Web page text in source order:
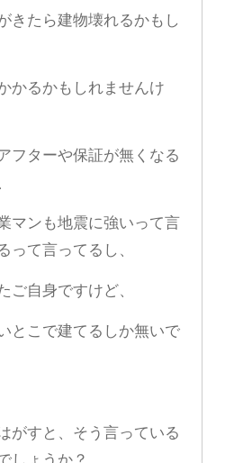
きたら建物壊れるかもし
かるかもしれませんけ
フターや保証が無くなる
マンも地震に強いって言
って言ってるし、
ご自身ですけど、
とこで建てるしか無いで
がすと、そう言っている